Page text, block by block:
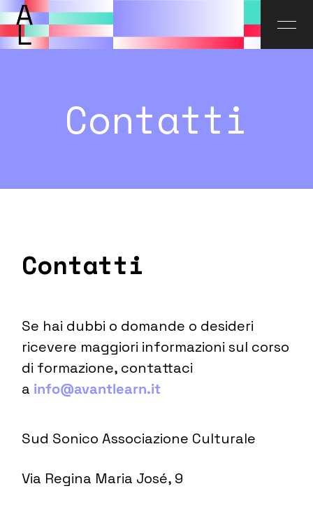
Contatti
Contatti
Se hai dubbi o domande o desideri
ricevere maggiori informazioni sul corso
di formazione, contattaci
a info@avantlearn.it
Sud Sonico Associazione Culturale
Via Regina Maria José, 9